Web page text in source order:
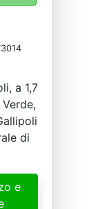
a 1,7
di
e